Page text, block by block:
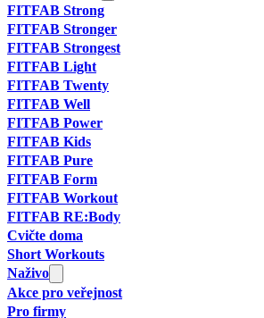
FITFAB Strong
FITFAB Stronger
FITFAB Strongest
FITFAB Light
FITFAB Twenty
FITFAB Well
FITFAB Power
FITFAB Kids
FITFAB Pure
FITFAB Form
FITFAB Workout
FITFAB RE:Body
Cvičte doma
Short Workouts
Naživo
Akce pro veřejnost
Pro firmy